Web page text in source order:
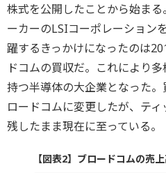
株式を公開したことから始ま
ーカーのLSIコーポレーション
躍するきっかけになったのは
ドコムの買収だ。これにより
持つ半導体の大企業となった
ロードコムに変更したが、テ
残したまま現在に至っている。
【図表2】ブロードコムの売